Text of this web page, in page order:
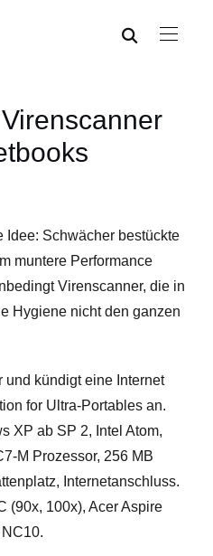
Idee: Schwächer bestückte
muntere Performance
Virenscanner, die in
Hygiene nicht den ganzen
und kündigt eine Internet
for Ultra-Portables an.
XP ab SP 2, Intel Atom,
M Prozessor, 256 MB
Internetanschluss.
(90x, 100x), Acer Aspire